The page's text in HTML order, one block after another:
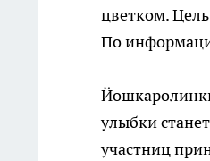
цветком.
По
улыбки
участниц